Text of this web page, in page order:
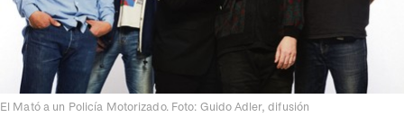
El Mató a un Policía Motorizado. Foto: Guido Adler, difusión